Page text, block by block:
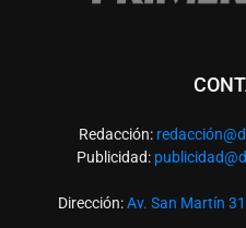
Redacción: redacció
Publicidad:
Dirección:Av. San Martín